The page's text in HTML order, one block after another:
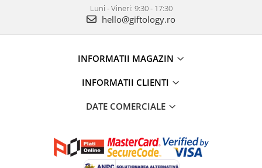
Luni - Vineri: 9:30 - 17:30
hello@giftology.ro
INFORMATII MAGAZIN
INFORMATII CLIENTI
DATE COMERCIALE